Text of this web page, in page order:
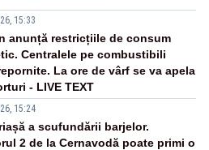
15:33
anunță restricțiile de consum
Centralele pe combustibili
La ore de vârf se va apela
- LIVE TEXT
15:24
a scufundării barjelor.
2 de la Cernavodă poate primi o